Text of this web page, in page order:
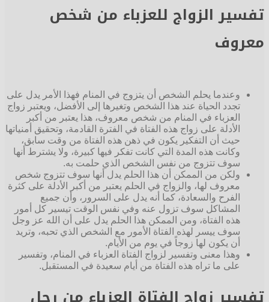
تفسير الزواج للعزباء من شخص
معروف
وعندما يحلم الشخص أن يتزوج في المنام فهذا الأمر يدل على
تجدد الحياة عند هذا الشخص وتغيرها إلى الأفضل، ويعتبر زواج
العزباء في المنام من شخص معروف، هذا يعتبر من أكبر
الأدلة على زواج هذه الفتاة في الفترة القادمة، وتحقيق أمنياتها
حيث أن التفكير يكون في ذهن هذه الفتاة من وقت سابق،
وكانت هذه المدة التي كانت تفكر فيها كبيرة، ولا يشترط أنها
سوف تتزوج من نفس الشخص الذي حلمت به.
ولكن من الممكن أن هذا الحلم يدل أنها سوف تتزوج شخص
معروف لها، والزواج في الحلم يعتبر من أكبر الأدلة على كثرة
الفرح والسعادة، كما أنه يدل على السرور، وأن جميع
المشاكل سوف تزول عنه وفي نفس الوقت تيسير كل أمور
هذه الفتاة، ومن الممكن هذا الحلم يدل على أن الله عز وجل
سوف ييسر لهذه الفتاة الأمور مع الشخص الذي تحبه، وتريد
أن يكون لها زوجاً في يوم من الأيام.
وهذا معنى وتفسير لزواج الفتاة العزباء في المنام، وتفسير
على ما تراه هذه الفتاة من أيام سعيدة في المستقبل.